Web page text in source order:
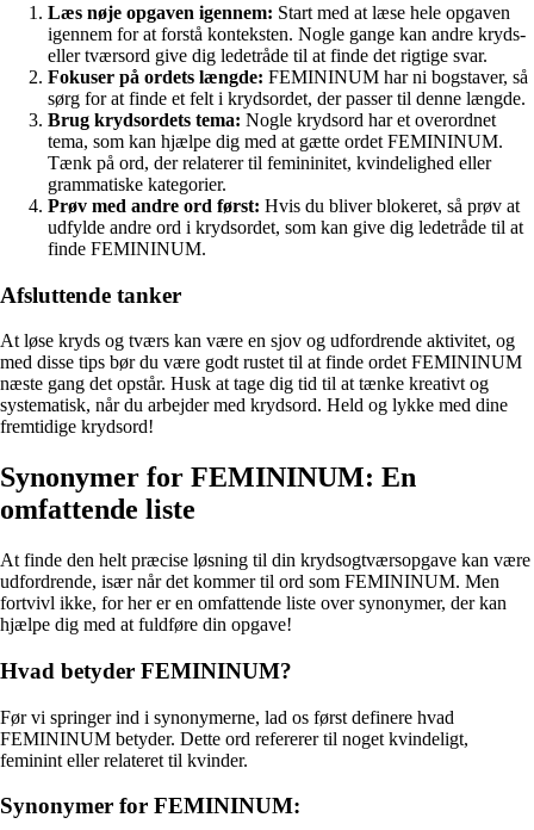
Læs nøje opgaven igennem: Start med at læse hele opgaven
igennem for at forstå konteksten. Nogle gange kan andre kryds-
eller tværsord give dig ledetråde til at finde det rigtige svar.
Fokuser på ordets længde: FEMININUM har ni bogstaver, så
sørg for at finde et felt i krydsordet, der passer til denne længde.
Brug krydsordets tema: Nogle krydsord har et overordnet
tema, som kan hjælpe dig med at gætte ordet FEMININUM.
Tænk på ord, der relaterer til femininitet, kvindelighed eller
grammatiske kategorier.
Prøv med andre ord først: Hvis du bliver blokeret, så prøv at
udfylde andre ord i krydsordet, som kan give dig ledetråde til at
finde FEMININUM.
Afsluttende tanker
At løse kryds og tværs kan være en sjov og udfordrende aktivitet, og
med disse tips bør du være godt rustet til at finde ordet FEMININUM
næste gang det opstår. Husk at tage dig tid til at tænke kreativt og
systematisk, når du arbejder med krydsord. Held og lykke med dine
fremtidige krydsord!
Synonymer for FEMININUM: En
omfattende liste
At finde den helt præcise løsning til din krydsogtværsopgave kan være
udfordrende, især når det kommer til ord som FEMININUM. Men
fortvivl ikke, for her er en omfattende liste over synonymer, der kan
hjælpe dig med at fuldføre din opgave!
Hvad betyder FEMININUM?
Før vi springer ind i synonymerne, lad os først definere hvad
FEMININUM betyder. Dette ord refererer til noget kvindeligt,
feminint eller relateret til kvinder.
Synonymer for FEMININUM: